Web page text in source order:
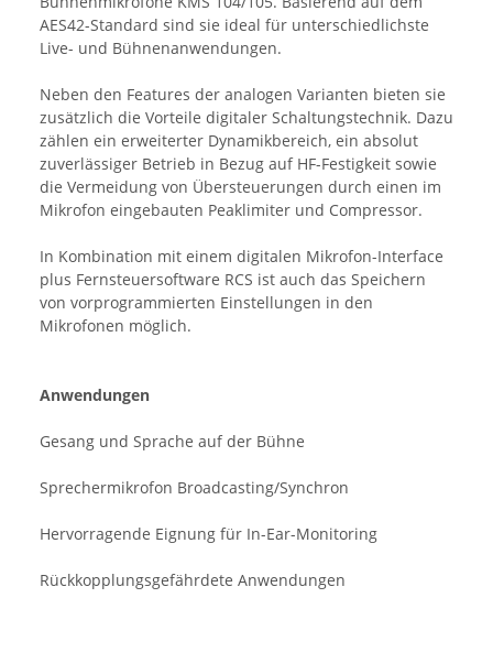
AES42-Standard sind sie ideal für unterschiedlichste
Live- und Bühnenanwendungen.
Neben den Features der analogen Varianten bieten sie
zusätzlich die Vorteile digitaler Schaltungstechnik. Dazu
zählen ein erweiterter Dynamikbereich, ein absolut
zuverlässiger Betrieb in Bezug auf HF-Festigkeit sowie
die Vermeidung von Übersteuerungen durch einen im
Mikrofon eingebauten Peaklimiter und Compressor.
In Kombination mit einem digitalen Mikrofon-Interface
plus Fernsteuersoftware RCS ist auch das Speichern
von vorprogrammierten Einstellungen in den
Mikrofonen möglich.
Anwendungen
Gesang und Sprache auf der Bühne
Sprechermikrofon Broadcasting/Synchron
Hervorragende Eignung für In-Ear-Monitoring
Rückkopplungsgefährdete Anwendungen